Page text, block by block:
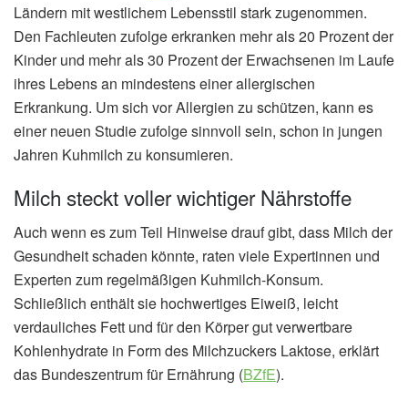
Ländern mit westlichem Lebensstil stark zugenommen.
Den Fachleuten zufolge erkranken mehr als 20 Prozent der
Kinder und mehr als 30 Prozent der Erwachsenen im Laufe
ihres Lebens an mindestens einer allergischen
Erkrankung. Um sich vor Allergien zu schützen, kann es
einer neuen Studie zufolge sinnvoll sein, schon in jungen
Jahren Kuhmilch zu konsumieren.
Milch steckt voller wichtiger Nährstoffe
Auch wenn es zum Teil Hinweise drauf gibt, dass Milch der
Gesundheit schaden könnte, raten viele Expertinnen und
Experten zum regelmäßigen Kuhmilch-Konsum.
Schließlich enthält sie hochwertiges Eiweiß, leicht
verdauliches Fett und für den Körper gut verwertbare
Kohlenhydrate in Form des Milchzuckers Laktose, erklärt
das Bundeszentrum für Ernährung (BZfE).